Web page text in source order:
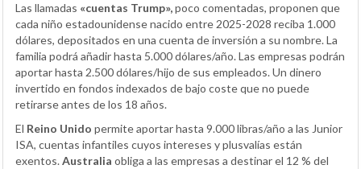
Las llamadas «cuentas Trump»,poco comentadas, proponen que
cada niño estadounidense nacido entre 2025-2028 reciba 1.000
dólares, depositados en una cuenta de inversión a su nombre. La
familia podrá añadir hasta 5.000 dólares/año. Las empresas podrán
aportar hasta 2.500 dólares/hijo de sus empleados. Un dinero
invertido en fondos indexados de bajo coste que no puede
retirarse antes de los 18 años.
El Reino Unido permite aportar hasta 9.000 libras/año a las Junior
ISA, cuentas infantiles cuyos intereses y plusvalías están
exentos.Australia obliga a las empresas a destinar el 12 % del